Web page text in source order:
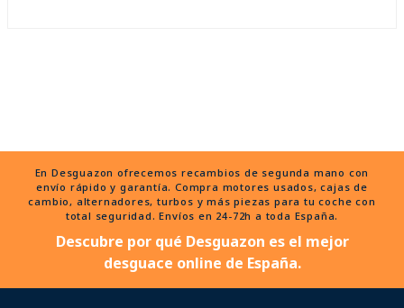
En Desguazon ofrecemos recambios de segunda mano con
envío rápido y garantía. Compra motores usados, cajas de
cambio, alternadores, turbos y más piezas para tu coche con
total seguridad. Envíos en 24-72h a toda España.
Descubre por qué Desguazon es el mejor
desguace online de España.